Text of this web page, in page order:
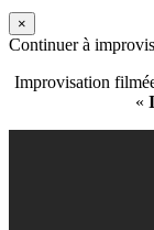
×
Continuer à
Improvisation
«